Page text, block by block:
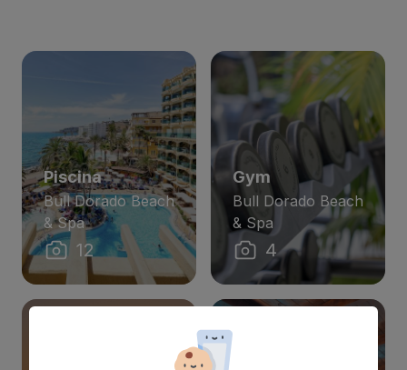
Piscina
Bull Dorado Beach
& Spa
12
Gym
Bull Dorado Beach
& Spa
4